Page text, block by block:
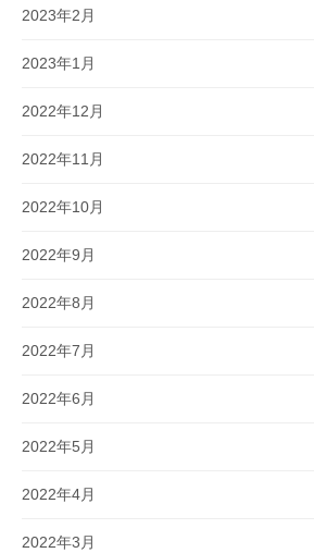
2023年2月
2023年1月
2022年12月
2022年11月
2022年10月
2022年9月
2022年8月
2022年7月
2022年6月
2022年5月
2022年4月
2022年3月